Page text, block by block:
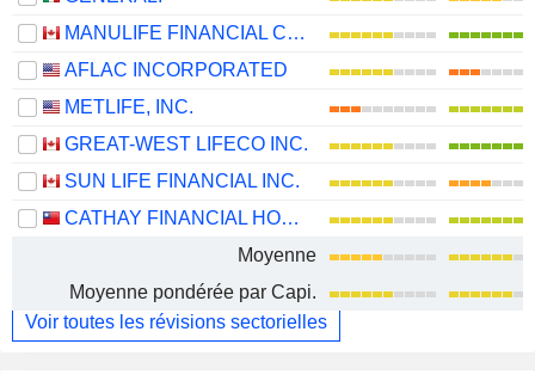
MANULIFE FINANCIAL CORPORATION
AFLAC INCORPORATED
METLIFE, INC.
GREAT-WEST LIFECO INC.
SUN LIFE FINANCIAL INC.
CATHAY FINANCIAL HOLDING CO., LTD.
Moyenne
Moyenne pondérée par Capi.
Voir toutes les révisions sectorielles